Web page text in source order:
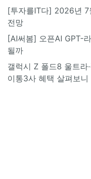
[투자를IT다] 2026년
전망
[AI써봄] 오픈AI GPT-
될까
갤럭시 Z 폴드8 울트라
이통3사 혜택 살펴보니